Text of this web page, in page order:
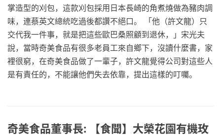
掌造型的刈包，這款刈包採用日本長崎的角煮燒做為豬肉調
味，連蔡英文總統吃過後都讚不絕口。 「他（許文龍）只
交代我一件事，就是把這些歐巴桑照顧到退休，」宋光夫
說，當時奇美食品有很多老員工來自鄉下，沒讀什麼書，家
裡很窮，在奇美食品做了一輩子，許文龍覺得公司對這些人
是有責任的，不能讓他們失去依靠，提出這樣的叮囑。
奇美食品董事長: 【食聞】大榮花園有機玫